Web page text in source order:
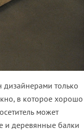
дизайнерами только
в которое хорошо
может
и деревянные балки